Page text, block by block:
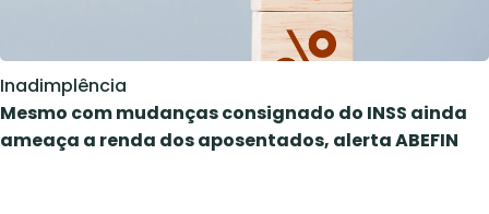
Inadimplência
Mesmo com mudanças consignado do INSS ainda
ameaça a renda dos aposentados, alerta ABEFIN